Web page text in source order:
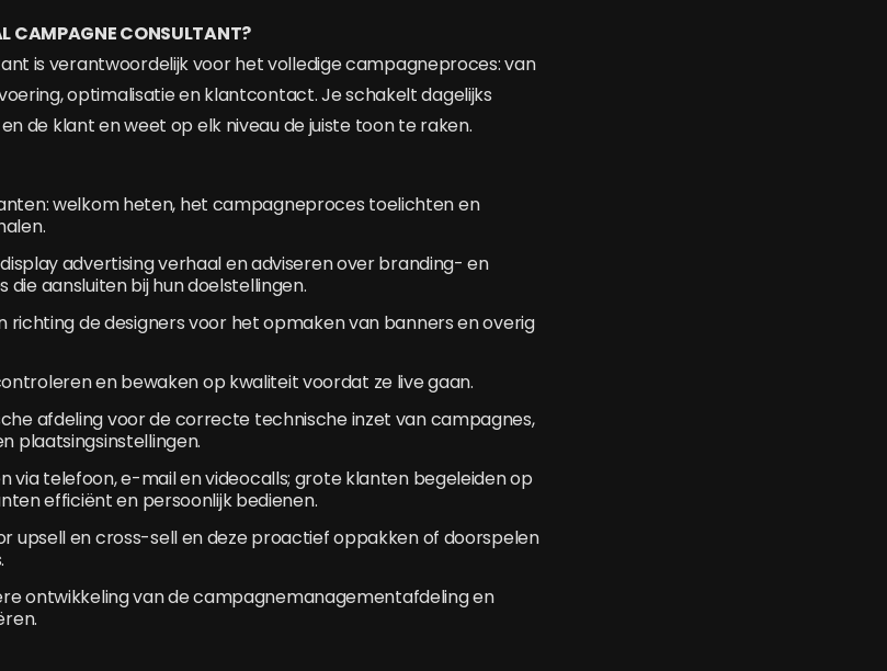
CAMPAGNE CONSULTANT?
is verantwoordelijk voor het volledige campagneproces: van
optimalisatie en klantcontact. Je schakelt dagelijks
de klant en weet op elk niveau de juiste toon te raken.
welkom heten, het campagneproces toelichten en
advertising verhaal en adviseren over branding- en
aansluiten bij hun doelstellingen.
richting de designers voor het opmaken van banners en overig
en bewaken op kwaliteit voordat ze live gaan.
afdeling voor de correcte technische inzet van campagnes,
plaatsingsinstellingen.
via telefoon, e-mail en videocalls; grote klanten begeleiden op
efficiënt en persoonlijk bedienen.
upsell en cross-sell en deze proactief oppakken of doorspelen
ontwikkeling van de campagnemanagementafdeling en